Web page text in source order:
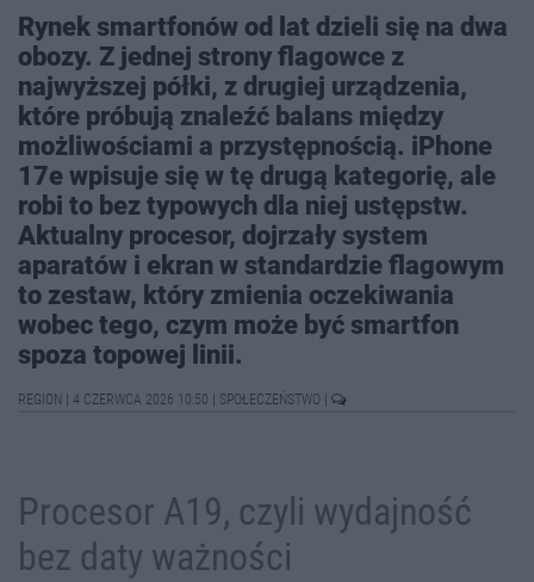
Rynek smartfonów od lat dzieli się na dwa
obozy. Z jednej strony flagowce z
najwyższej półki, z drugiej urządzenia,
które próbują znaleźć balans między
możliwościami a przystępnością. iPhone
17e wpisuje się w tę drugą kategorię, ale
robi to bez typowych dla niej ustępstw.
Aktualny procesor, dojrzały system
aparatów i ekran w standardzie flagowym
to zestaw, który zmienia oczekiwania
wobec tego, czym może być smartfon
spoza topowej linii.
REGION 4 CZERWCA 2026 10:50 SPOŁECZEŃSTWO
Procesor A19, czyli wydajność
bez daty ważności